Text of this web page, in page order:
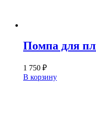
Помпа для
1 750 ₽
В корзину